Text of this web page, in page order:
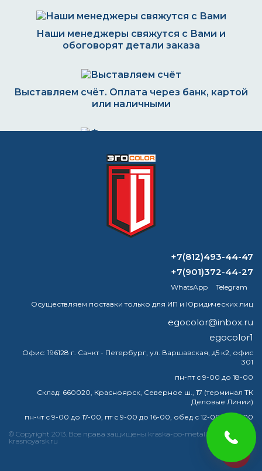
Наши менеджеры свяжутся с Вами и
обоговорят детали заказа
Выставляем счёт. Оплата через банк, картой
или наличными
компанией
ВОПРОС-ОТВЕТ
Какой растворитель нужен для краски
термокраски?
Как долго служит антиконденсатная
краска?
краска эмаль металлу купить грунт
металла
+7(812)493-44-47
+7(901)372-44-27
WhatsApp
Telegram
Осуществляем поставки только для ИП и Юридических лиц
egocolor@inbox.ru
egocolor1
Офис: 196128 г. Санкт - Петербург, ул. Варшавская, д5 к2, офис
301
пн-пт с 9-00 до 18-00
Склад: 660020, Красноярск, Северное ш., 17 (терминал ТК
Деловые Линии)
пн-чт с 9-00 до 17-00, пт с 9-00 до 16-00, обед с 12-00 до 13-00
© Copyright 2013. Все права защищены kraska-po-metallu-
krasnoyarsk.ru